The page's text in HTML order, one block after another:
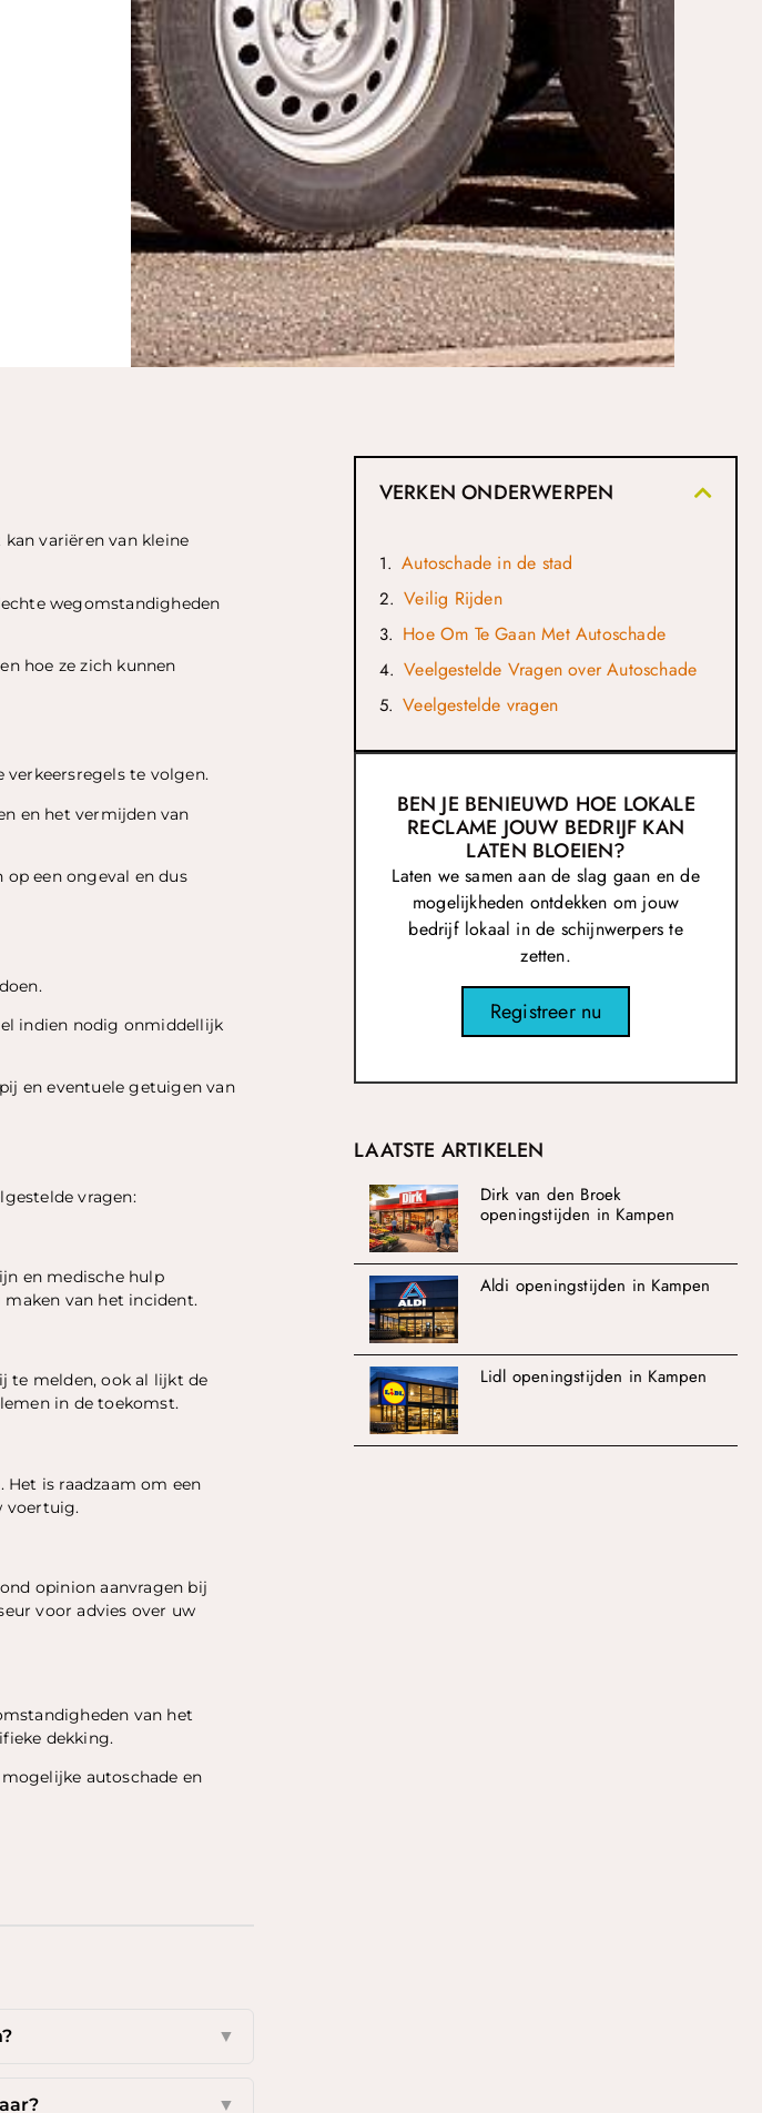
variëren van kleine
wegomstandigheden
hoe ze zich kunnen
verkeersregels te volgen.
en het vermijden van
een ongeval en dus
indien nodig onmiddellijk
en eventuele getuigen van
vragen:
en medische hulp
van het incident.
te melden, ook al lijkt de
in de toekomst.
is raadzaam om een
voertuig.
opinion aanvragen bij
voor advies over uw
van het
dekking.
autoschade en
▼
▼
VERKEN ONDERWERPEN
Autoschade in de stad
Veilig Rijden
Hoe Om Te Gaan Met Autoschade
Veelgestelde Vragen over Autoschade
Veelgestelde vragen
BEN JE BENIEUWD HOE LOKALE
RECLAME JOUW BEDRIJF KAN
LATEN BLOEIEN?
Laten we samen aan de slag gaan en de
mogelijkheden ontdekken om jouw
bedrijf lokaal in de schijnwerpers te
zetten.
Registreer nu
LAATSTE ARTIKELEN
Dirk van den Broek
openingstijden in Kampen
Aldi openingstijden in Kampen
Lidl openingstijden in Kampen